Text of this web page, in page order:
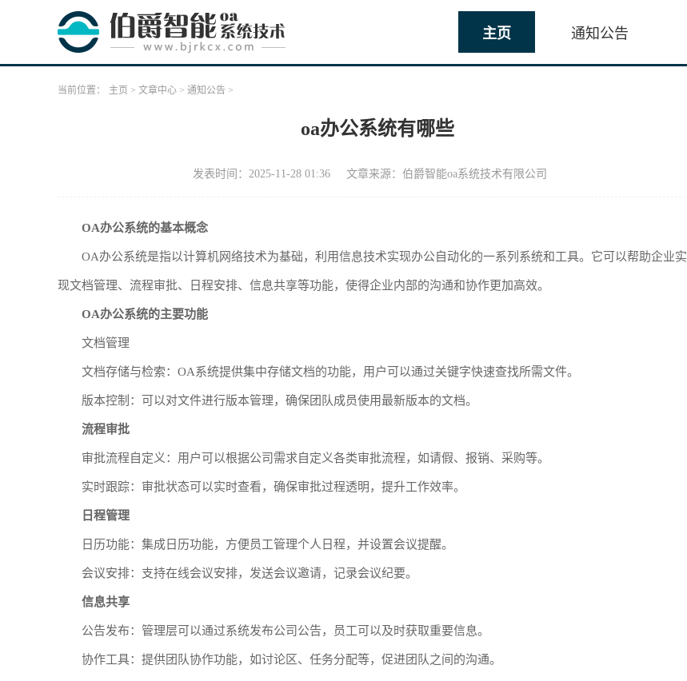
主页 通知公告
当前位置： 主页 > 文章中心 > 通知公告 >
oa办公系统有哪些
发表时间：2025-11-28 01:36 文章来源：伯爵智能oa系统技术有限公司
OA办公系统的基本概念
OA办公系统是指以计算机网络技术为基础，利用信息技术实现办公自动化的一系列系统和工具。它可以帮助企业实
现文档管理、流程审批、日程安排、信息共享等功能，使得企业内部的沟通和协作更加高效。
OA办公系统的主要功能
文档管理
文档存储与检索：OA系统提供集中存储文档的功能，用户可以通过关键字快速查找所需文件。
版本控制：可以对文件进行版本管理，确保团队成员使用最新版本的文档。
流程审批
审批流程自定义：用户可以根据公司需求自定义各类审批流程，如请假、报销、采购等。
实时跟踪：审批状态可以实时查看，确保审批过程透明，提升工作效率。
日程管理
日历功能：集成日历功能，方便员工管理个人日程，并设置会议提醒。
会议安排：支持在线会议安排，发送会议邀请，记录会议纪要。
信息共享
公告发布：管理层可以通过系统发布公司公告，员工可以及时获取重要信息。
协作工具：提供团队协作功能，如讨论区、任务分配等，促进团队之间的沟通。